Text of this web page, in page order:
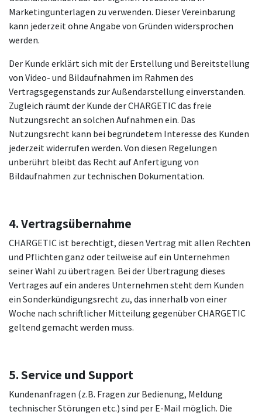
Marketingunterlagen zu verwenden. Dieser Vereinbarung
kann jederzeit ohne Angabe von Gründen widersprochen
werden.
Der Kunde erklärt sich mit der Erstellung und Bereitstellung
von Video- und Bildaufnahmen im Rahmen des
Vertragsgegenstands zur Außendarstellung einverstanden.
Zugleich räumt der Kunde der CHARGETIC das freie
Nutzungsrecht an solchen Aufnahmen ein. Das
Nutzungsrecht kann bei begründetem Interesse des Kunden
jederzeit widerrufen werden. Von diesen Regelungen
unberührt bleibt das Recht auf Anfertigung von
Bildaufnahmen zur technischen Dokumentation.
4. Vertragsübernahme
CHARGETIC ist berechtigt, diesen Vertrag mit allen Rechten
und Pflichten ganz oder teilweise auf ein Unternehmen
seiner Wahl zu übertragen. Bei der Übertragung dieses
Vertrages auf ein anderes Unternehmen steht dem Kunden
ein Sonderkündigungsrecht zu, das innerhalb von einer
Woche nach schriftlicher Mitteilung gegenüber CHARGETIC
geltend gemacht werden muss.
5. Service und Support
Kundenanfragen (z.B. Fragen zur Bedienung, Meldung
technischer Störungen etc.) sind per E-Mail möglich. Die